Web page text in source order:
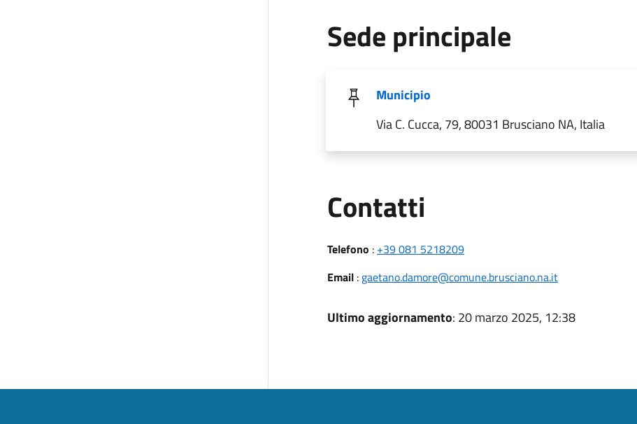
Sede principale
Municipio
Via C. Cucca, 79, 80031 Brusciano NA, Italia
Contatti
Telefono : +39 081 5218209
Email: gaetano.damore@comune.brusciano.na.it
Ultimo aggiornamento: 20 marzo 2025, 12:38